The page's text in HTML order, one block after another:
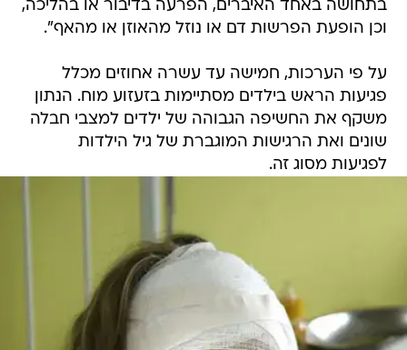
בתחושה באחד האיברים, הפרעה בדיבור או בהליכה,
וכן הופעת הפרשות דם או נוזל מהאוזן או מהאף".
על פי הערכות, חמישה עד עשרה אחוזים מכלל
פגיעות הראש בילדים מסתיימות בזעזוע מוח. הנתון
משקף את החשיפה הגבוהה של ילדים למצבי חבלה
שונים ואת הרגישות המוגברת של גיל הילדות
לפגיעות מסוג זה.